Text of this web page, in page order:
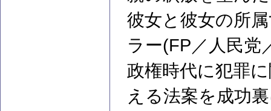
彼女と彼女の所
ラー(FP／人民党
政権時代に犯罪
える法案を成功